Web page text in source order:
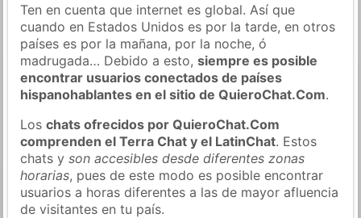
Ten en cuenta que internet es global. Así que
cuando en Estados Unidos es por la tarde, en otros
países es por la mañana, por la noche, ó
madrugada… Debido a esto,siempre es posible
encontrar usuarios conectados de países
hispanohablantes en el sitio de QuieroChat.Com.
Loschats ofrecidos por QuieroChat.Com
comprenden el Terra Chat y el LatinChat. Estos
chats yson accesibles desde diferentes zonas
horarias, pues de este modo es posible encontrar
usuarios a horas diferentes a las de mayor afluencia
de visitantes en tu país.